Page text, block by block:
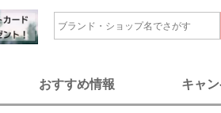
おすすめ情報 キャ